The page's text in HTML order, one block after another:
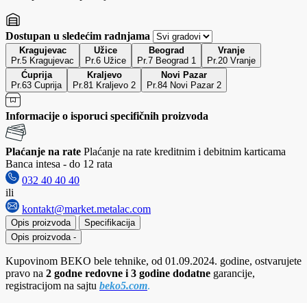
Dostupan u sledećim radnjama
Kragujevac
Pr.5 Kragujevac
Užice
Pr.6 Užice
Beograd
Pr.7 Beograd 1
Vranje
Pr.20 Vranje
Ćuprija
Pr.63 Cuprija
Kraljevo
Pr.81 Kraljevo 2
Novi Pazar
Pr.84 Novi Pazar 2
Informacije o isporuci specifičnih proizvoda
Plaćanje na rate Plaćanje na rate kreditnim i debitnim karticama
Banca intesa - do 12 rata
032 40 40 40
ili
kontakt@market.metalac.com
Opis proizvoda
Specifikacija
Opis proizvoda -
Kupovinom BEKO bele tehnike, od 01.09.2024. godine, ostvarujete
pravo na 2 godne redovne i 3 godine dodatne garancije,
registracijom na sajtu beko5.com.